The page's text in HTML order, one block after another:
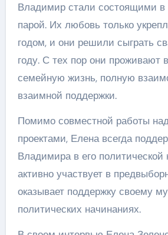
Владимир стали состоящими в
парой. Их любовь только
годом, и они решили сыграть
году. С тех пор они проживают
семейную жизнь, полную
взаимной поддержки.
Помимо совместной работы
проектами, Елена всегда
Владимира в его политической
активно участвует в
оказывает поддержку своему
политических начинаниях.